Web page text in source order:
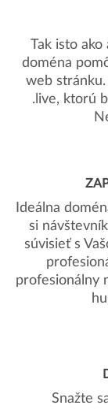
Tak isto
doména
web
.live, ktorú
Ideálna
si
súvisieť s
profesionálny
Snažte